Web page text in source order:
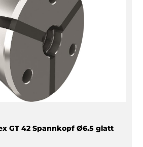
GT 42 Spannkopf Ø6.5 glatt